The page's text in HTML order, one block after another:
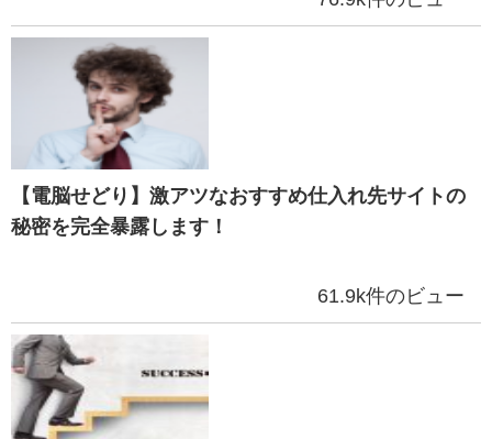
【電脳せどり】激アツなおすすめ仕入れ先サイトの
秘密を完全暴露します！
61.9k件のビュー